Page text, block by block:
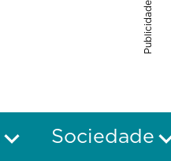
Publicidade
Sociedade